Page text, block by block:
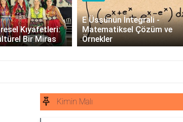
-
Çözüm ve
Profesyonel Kurumsal Mail
Örnekleri - İşletmeler İçin
Etkili İletişim..
Kimin Malı